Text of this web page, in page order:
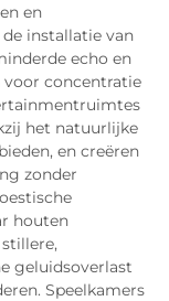
en
installatie van
echo en
concentratie
het natuurlijke
en creëren
zonder
houten
geluidsoverlast
Speelkamers